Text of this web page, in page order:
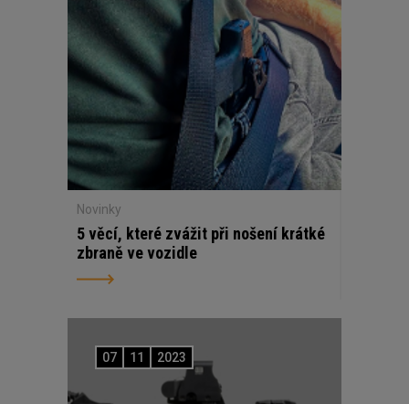
Novinky
5 věcí, které zvážit při nošení krátké
zbraně ve vozidle
07 11 2023